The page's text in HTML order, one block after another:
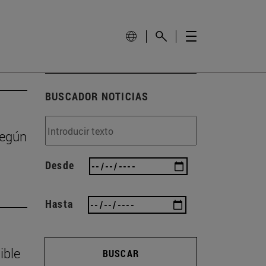
BUSCADOR NOTICIAS
Desde
Hasta
BUSCAR